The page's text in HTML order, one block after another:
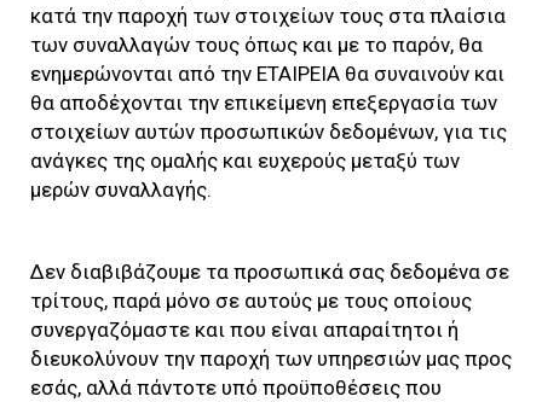
κατά την παροχή των στοιχείων τους στα πλαίσια
των συναλλαγών τους όπως και με το παρόν, θα
ενημερώνονται από την ΕΤΑΙΡΕΙΑ θα συναινούν και
θα αποδέχονται την επικείμενη επεξεργασία των
στοιχείων αυτών προσωπικών δεδομένων, για τις
ανάγκες της ομαλής και ευχερούς μεταξύ των
μερών συναλλαγής.
Δεν διαβιβάζουμε τα προσωπικά σας δεδομένα σε
τρίτους, παρά μόνο σε αυτούς με τους οποίους
συνεργαζόμαστε και που είναι απαραίτητοι ή
διευκολύνουν την παροχή των υπηρεσιών μας προς
εσάς, αλλά πάντοτε υπό προϋποθέσεις που